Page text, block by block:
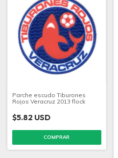
Parche escudo Tiburones
Rojos Veracruz 2013 flock
$5.82 USD